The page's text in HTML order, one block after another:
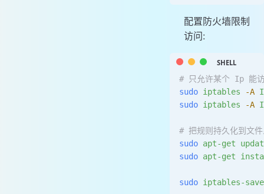
配置防火墙限制
访问:
# 只允许某个 Ip 能
sudo iptables -A
sudo iptables -A
# 把规则持久化到文
sudo apt-get
sudo apt-get
sudo iptables-save